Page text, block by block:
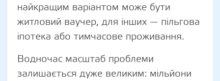
найкращим варіантом може бути
житловий ваучер, для інших — пільгова
іпотека або тимчасове проживання.
Водночас масштаб проблеми
залишається дуже великим: мільйони